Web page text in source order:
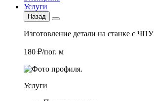
Услуги
Назад
Изготовление детали на станке с ЧПУ
180 ₽/пог. м
Услуги